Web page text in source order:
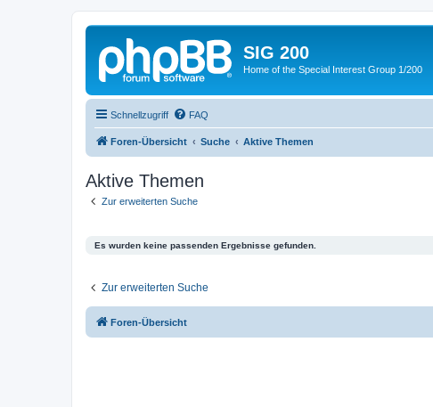
SIG 200
Home of the Special Interest Group 1/200
Schnellzugriff FAQ
Foren-Übersicht Suche Aktive Themen
Aktive Themen
Zur erweiterten Suche
Es wurden keine passenden Ergebnisse gefunden.
Zur erweiterten Suche
Foren-Übersicht